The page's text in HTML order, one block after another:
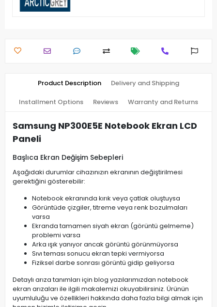
Product Description Delivery and Shipping
Installment Options Reviews Warranty and Returns
Samsung NP300E5E Notebook Ekran LCD
Paneli
Başlıca Ekran Değişim Sebepleri
Aşağıdaki durumlar cihazınızın ekranının değiştirilmesi
gerektiğini gösterebilir:
Notebook ekranında kırık veya çatlak oluştuysa
Görüntüde çizgiler, titreme veya renk bozulmaları
varsa
Ekranda tamamen siyah ekran (görüntü gelmeme)
problemi varsa
Arka ışık yanıyor ancak görüntü görünmüyorsa
Sıvı teması sonucu ekran tepki vermiyorsa
Fiziksel darbe sonrası görüntü gidip geliyorsa
Detaylı arıza tanımları için blog yazılarımızdan notebook
ekran arızaları ile ilgili makalemizi okuyabilirsiniz. Ürünün
uyumluluğu ve özellikleri hakkında daha fazla bilgi almak için